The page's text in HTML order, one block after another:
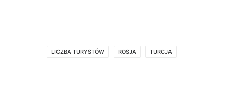
LICZBA TURYSTÓW ROSJA TURCJA